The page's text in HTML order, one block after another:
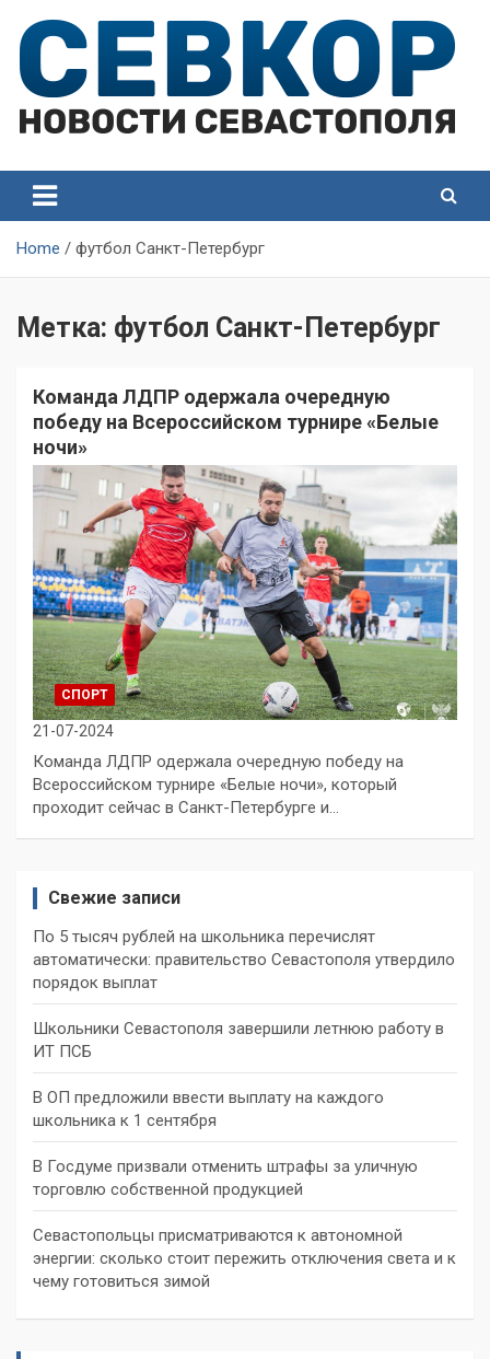
content
Севастополя
Севастополя
Home футбол Санкт-Петербург
Метка: футбол Санкт-Петербург
Команда ЛДПР одержала очередную
победу на Всероссийском турнире «Белые
ночи»
СПОРТ
21-07-2024
Команда ЛДПР одержала очередную победу на
Всероссийском турнире «Белые ночи», который
проходит сейчас в Санкт-Петербурге и…
Свежие записи
По 5 тысяч рублей на школьника перечислят
автоматически: правительство Севастополя утвердило
порядок выплат
Школьники Севастополя завершили летнюю работу в
ИТ ПСБ
В ОП предложили ввести выплату на каждого
школьника к 1 сентября
В Госдуме призвали отменить штрафы за уличную
торговлю собственной продукцией
Севастопольцы присматриваются к автономной
энергии: сколько стоит пережить отключения света и к
чему готовиться зимой